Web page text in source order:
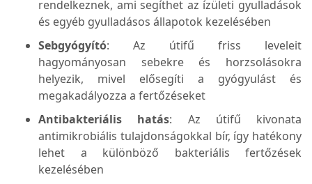
rendelkeznek, ami segíthet az ízületi gyulladások
és egyéb gyulladásos állapotok kezelésében​
Sebgyógyító: Az útifű friss leveleit
hagyományosan sebekre és horzsolásokra
helyezik, mivel elősegíti a gyógyulást és
megakadályozza a fertőzéseket​
Antibakteriális hatás: Az útifű kivonata
antimikrobiális tulajdonságokkal bír, így hatékony
lehet a különböző bakteriális fertőzések
kezelésében​